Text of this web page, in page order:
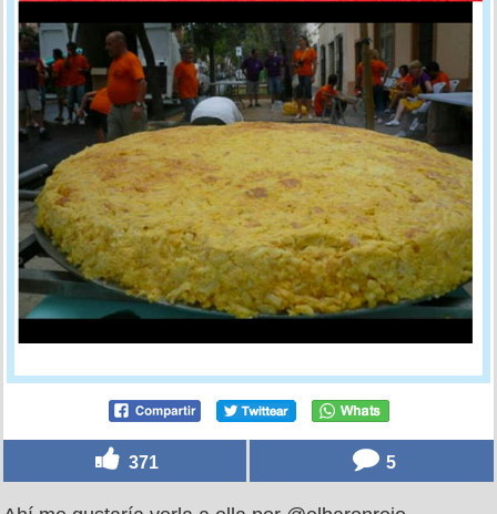
371 5